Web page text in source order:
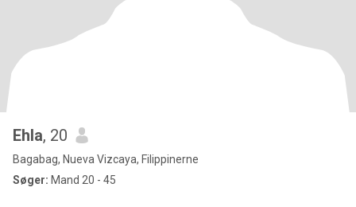
Ehla, 20
Bagabag, Nueva Vizcaya, Filippinerne
Søger: Mand 20 - 45